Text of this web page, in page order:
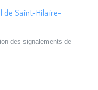
de Saint-Hilaire-
des signalements de